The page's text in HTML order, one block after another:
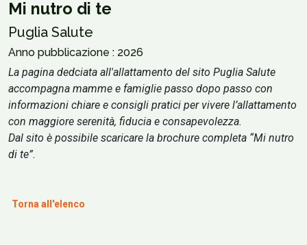
Mi nutro di te
Puglia Salute
Anno pubblicazione : 2026
La pagina dedciata all'allattamento del sito Puglia Salute
accompagna mamme e famiglie passo dopo passo con
informazioni chiare e consigli pratici per vivere l’allattamento
con maggiore serenità, fiducia e consapevolezza.
Dal sito è possibile scaricare la brochure completa “Mi nutro
di te”.
Torna all'elenco